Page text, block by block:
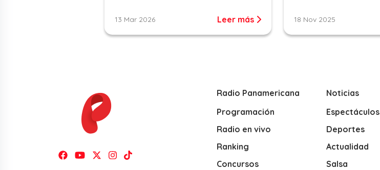
13 Mar 2026 Leer más 18 Nov 2025
Radio Panamericana
Programación
Radio en vivo
Ranking
Concursos
Noticias
Espectáculos
Deportes
Actualidad
Salsa